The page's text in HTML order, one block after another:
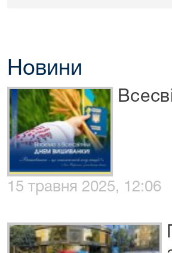
Новини
15 травня 2025, 12:06